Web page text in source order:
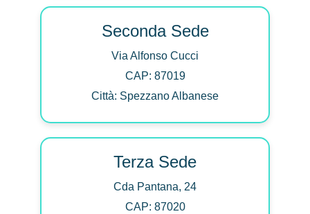
Seconda Sede
Via Alfonso Cucci
CAP: 87019
Città: Spezzano Albanese
Terza Sede
Cda Pantana, 24
CAP: 87020